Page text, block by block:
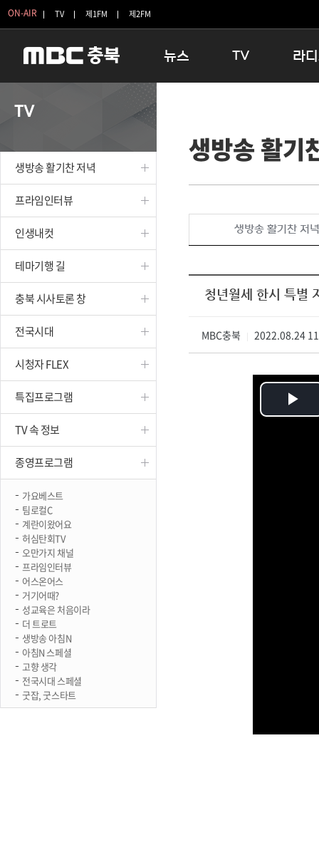
ON-AIR TV 제1FM 제2FM
뉴스
보은
옥천
TV
인생내컷
테마기행 길
시청자 FLEX
특집프로그램
종영프로그램
라
16:00
우리 고
TV
생방송 활기찬 저녁
프라임인터뷰
인생내컷
테마기행 길
충북 시사토론 창
전국시대
시청자 FLEX
특집프로그램
TV 속 정보
종영프로그램
가요베스트
팀로컬C
계란이왔어요
허심탄회TV
오만가지 채널
프라임인터뷰
어스온어스
거기어때?
성교육은 처음이라
더 트로트
생방송 아침N
아침N 스페셜
고향 생각
전국시대 스페셜
굿잡, 굿스타트
생방송 활기
생방송 활기찬 저녁
청년월세 한시 특별
MBC충북 2022.08.24